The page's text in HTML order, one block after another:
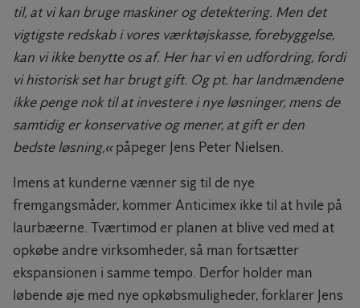
til, at vi kan bruge maskiner og detektering. Men det
vigtigste redskab i vores værktøjskasse, forebyggelse,
kan vi ikke benytte os af. Her har vi en udfordring, fordi
vi historisk set har brugt gift. Og pt. har landmændene
ikke penge nok til at investere i nye løsninger, mens de
samtidig er konservative og mener, at gift er den
bedste løsning,«påpeger Jens Peter Nielsen.
Imens at kunderne vænner sig til de nye
fremgangsmåder, kommer Anticimex ikke til at hvile på
laurbæerne. Tværtimod er planen at blive ved med at
opkøbe andre virksomheder, så man fortsætter
ekspansionen i samme tempo. Derfor holder man
løbende øje med nye opkøbsmuligheder, forklarer Jens